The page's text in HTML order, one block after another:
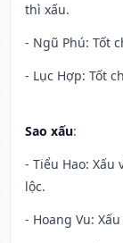
thì xấu.
- Ngũ Phú: Tốt
- Lục Hợp: Tốt
Sao xấu:
- Tiểu Hao:
lộc.
- Hoang Vu: